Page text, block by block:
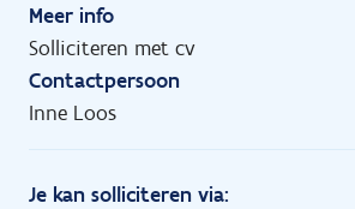
Meer info
Solliciteren met cv
Contactpersoon
Inne Loos
Je kan solliciteren via: